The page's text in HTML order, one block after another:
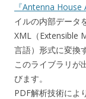
『Antenna House
イルの内部データを
XML（Extensible
言語）形式に変換
このライブラリが
びます。
PDF解析技術によ